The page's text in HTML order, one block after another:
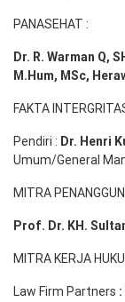
PANASEHAT :
Dr. R. Warman Q,
M.Hum, MSc,
FAKTA
Pendiri : Dr. Henri
Umum/General
MITRA
Prof. Dr. KH.
MITRA KERJA
Law Firm Partners :